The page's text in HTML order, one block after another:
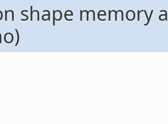
shape